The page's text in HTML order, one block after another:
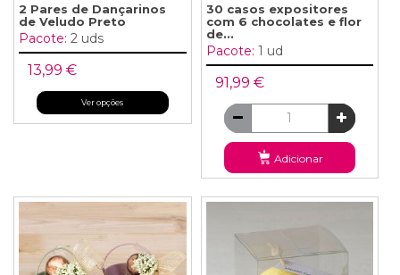
2 Pares de Dançarinos
de Veludo Preto
Pacote: 2 uds
13,99 €
Ver opções
30 casos expositores
com 6 chocolates e flor
de...
Pacote: 1 ud
91,99 €
Adicionar